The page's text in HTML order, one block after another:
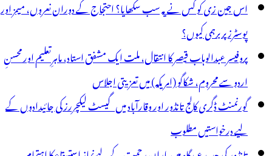
اس جین زی کو کس نے یہ سب سکھایا؟ احتجاج کے دوران نعروں، میمز اور
پوسٹرز پر برہمی کیوں؟
پروفیسر عبدالوہاب قیصر کا انتقال، ملت ایک مشفق استاد، ماہرِتعلیم اور محسنِ
اردو سے محروم، شکاگو (امریکہ) میں تعزیتی اجلاس
گورنمنٹ ڈگری کالج تانڈور اور وقارآباد میں گیسٹ لیکچررز کی جائیدادوں کے
لیے درخواستیں مطلوب